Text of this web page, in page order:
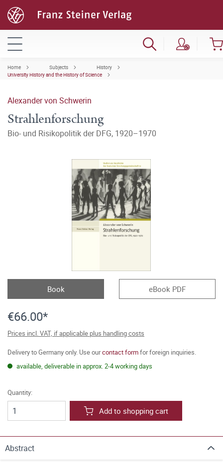
Home Subjects
History
University History and the History of Science
Alexander von Schwerin
Strahlenforschung
Bio- und Risikopolitik der DFG, 1920–1970
Book eBook PDF
€66.00*
Prices incl. VAT, if applicable plus handling costs
Delivery to Germany only. Use ourcontact formfor foreign inquiries.
available, deliverable in approx. 2-4 working days
Quantity:
Add to shopping cart
Abstract